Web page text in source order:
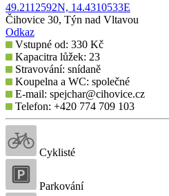
49.2112592N, 14.4310533E
Čihovice 30, Týn nad Vltavou
Odkaz
Vstupné od: 330 Kč
Kapacitra lůžek: 23
Stravování: snídaně
Koupelna a WC: společné
E-mail: spejchar@cihovice.cz
Telefon: +420 774 709 103
Cyklisté
Parkování